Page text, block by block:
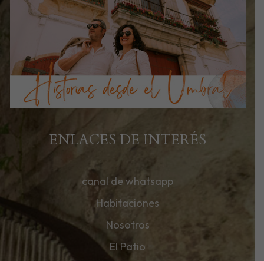
ENLACES DE INTERÉS
canal de whatsapp
Habitaciones
Nosotros
El Patio